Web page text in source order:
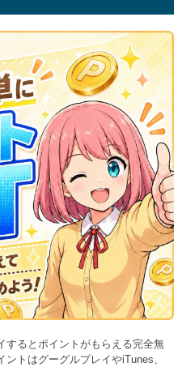
するとポイントがもらえる完全無
トはグーグルプレイやiTunes、